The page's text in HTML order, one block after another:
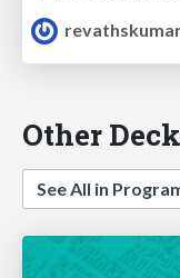
Other
See All in